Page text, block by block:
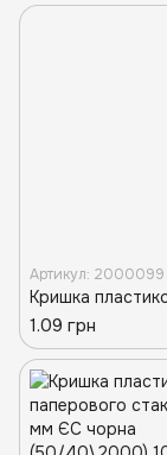
Артикул: 2000099
1.09 грн